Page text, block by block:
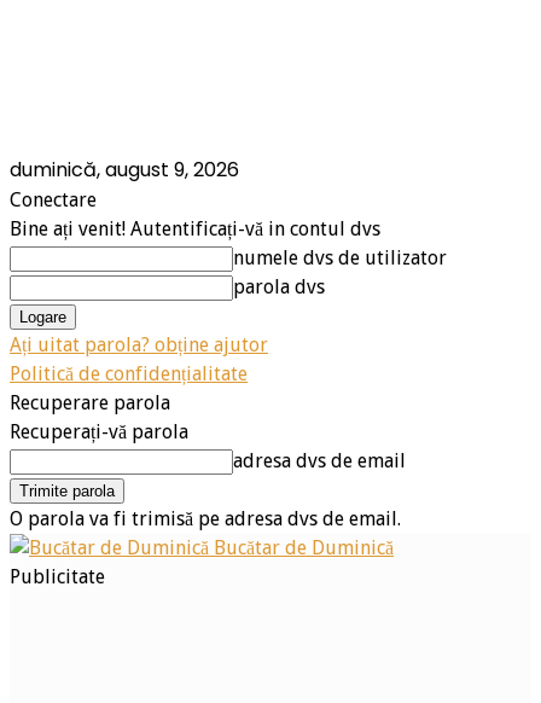
duminică, august 9, 2026
Conectare
Bine ați venit! Autentificați-vă in contul dvs
numele dvs de utilizator
parola dvs
Ați uitat parola? obține ajutor
Politică de confidențialitate
Recuperare parola
Recuperați-vă parola
adresa dvs de email
O parola va fi trimisă pe adresa dvs de email.
Bucătar de Duminică
Publicitate